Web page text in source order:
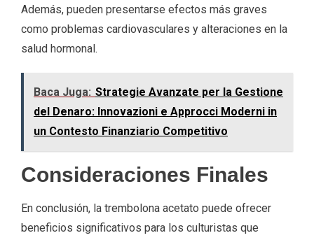
Además, pueden presentarse efectos más graves
como problemas cardiovasculares y alteraciones en la
salud hormonal.
Baca Juga: Strategie Avanzate per la Gestione
del Denaro: Innovazioni e Approcci Moderni in
un Contesto Finanziario Competitivo
Consideraciones Finales
En conclusión, la trembolona acetato puede ofrecer
beneficios significativos para los culturistas que